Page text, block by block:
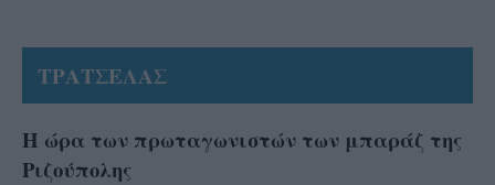
ΤΡΑΤΣΕΛΑΣ
Η ώρα των πρωταγωνιστών των μπαράζ της
Ριζούπολης